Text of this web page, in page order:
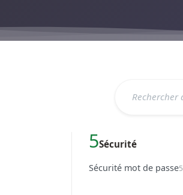
5Sécurité
Sécurité mot de passe5